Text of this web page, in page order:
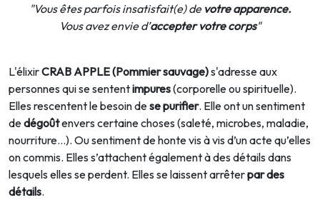
"Vous êtes parfois insatisfait(e) devotre apparence.
Vous avez envie d’accepter votre corps"
L'élixirCRAB APPLE(Pommier sauvage)s'adresse aux
personnes qui se sententimpures(corporelle ou spirituelle).
Elles rescentent le besoin dese purifier. Elle ont un sentiment
dedégoûtenvers certaine choses (saleté, microbes, maladie,
nourriture…). Ou sentiment de honte vis à vis d’un acte qu’elles
on commis. Elles s’attachent également à des détails dans
lesquels elles se perdent. Elles se laissent arrêterpar des
détails.